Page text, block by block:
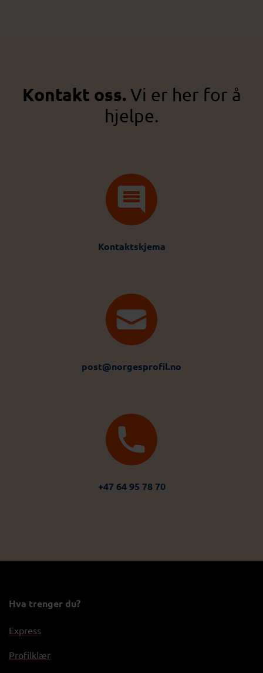
Kontakt oss.Vi er her for å
hjelpe.
Kontaktskjema
post@norgesprofil.no
+47 64 95 78 70
Hva trenger du?
Express
Profilklær